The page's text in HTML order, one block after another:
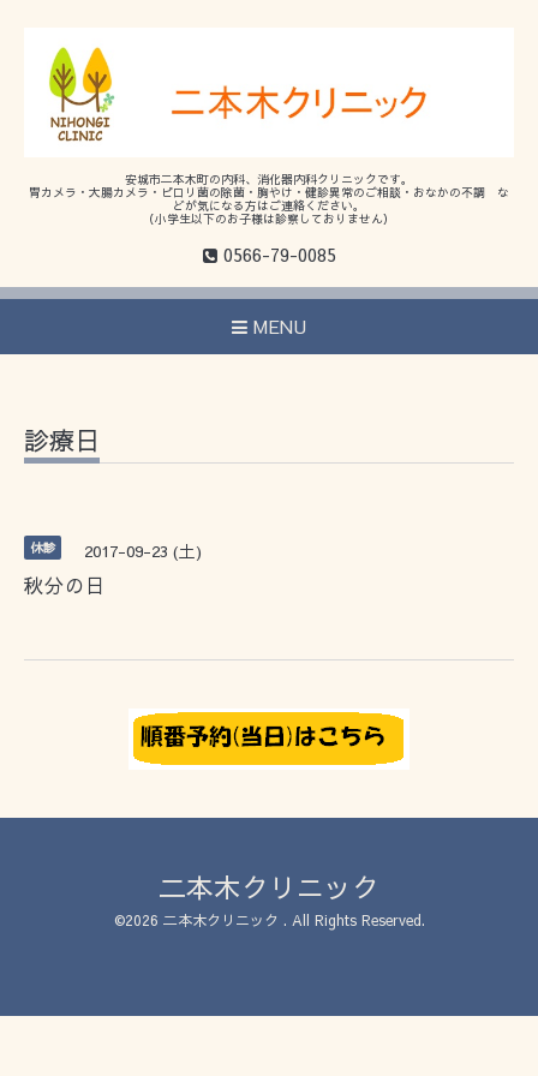
安城市二本木町の内科、消化器内科クリニックです。
胃カメラ・大腸カメラ・ピロリ菌の除菌・胸やけ・健診異常のご相談・おなかの不調 な
どが気になる方はご連絡ください。
（小学生以下のお子様は診察しておりません）
0566-79-0085
MENU
診療日
休診 2017-09-23 (土)
秋分の日
二本木クリニック
©2026 二本木クリニック . All Rights Reserved.